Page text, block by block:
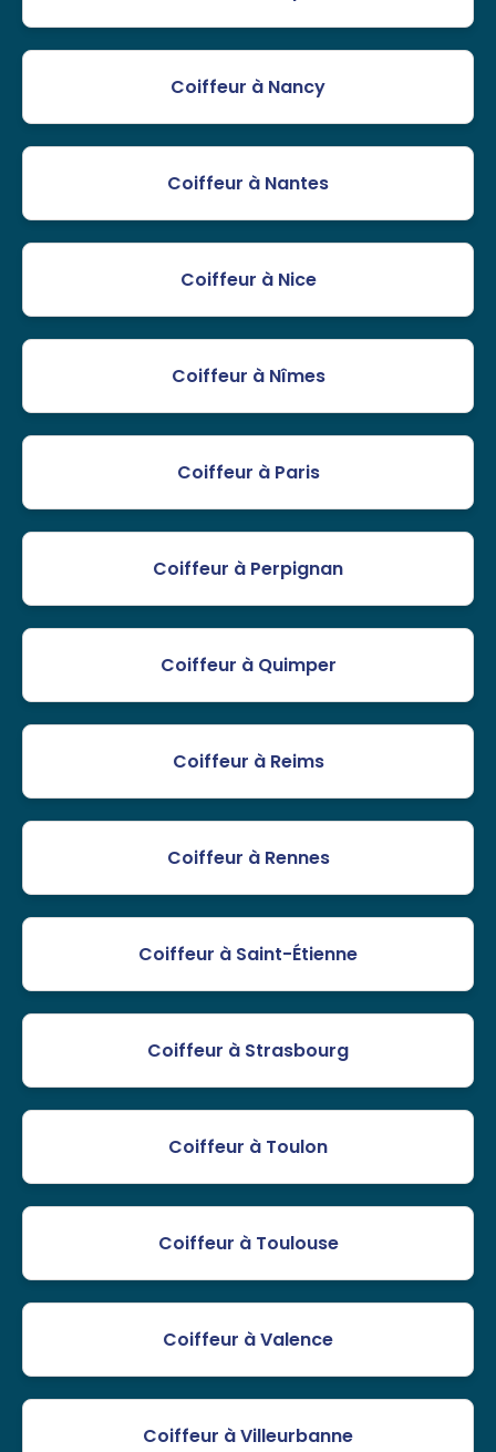
Coiffeur à Nancy
Coiffeur à Nantes
Coiffeur à Nice
Coiffeur à Nîmes
Coiffeur à Paris
Coiffeur à Perpignan
Coiffeur à Quimper
Coiffeur à Reims
Coiffeur à Rennes
Coiffeur à Saint-Étienne
Coiffeur à Strasbourg
Coiffeur à Toulon
Coiffeur à Toulouse
Coiffeur à Valence
Coiffeur à Villeurbanne